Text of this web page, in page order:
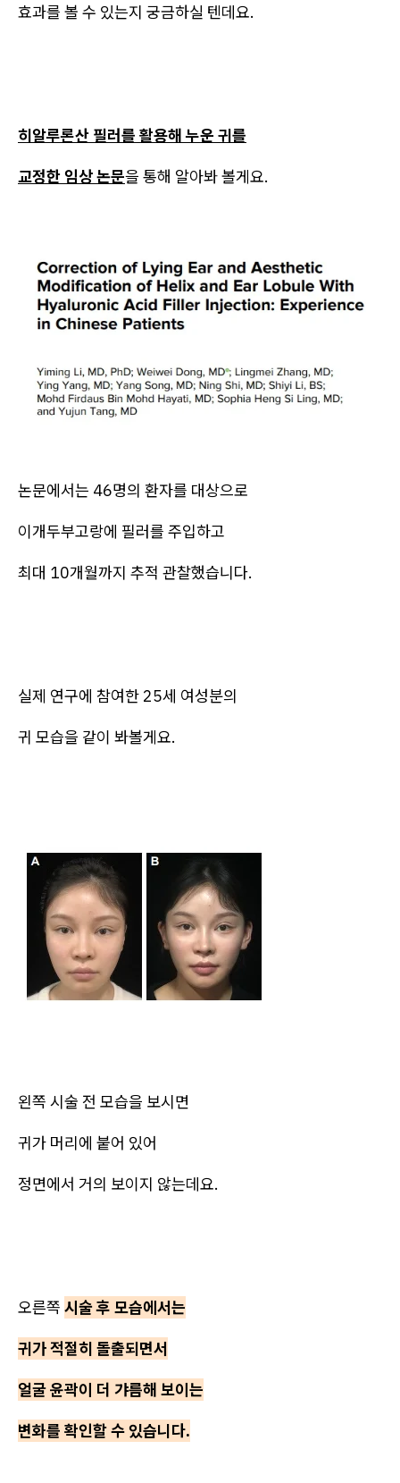
효과를 볼 수 있는지 궁금하실 텐데요.
히알루론산 필러를 활용해 누운 귀를
교정한 임상 논문을 통해 알아봐 볼게요.
논문에서는 46명의 환자를 대상으로
이개두부고랑에 필러를 주입하고
최대 10개월까지 추적 관찰했습니다.
실제 연구에 참여한 25세 여성분의
귀 모습을 같이 봐볼게요.
왼쪽 시술 전 모습을 보시면
귀가 머리에 붙어 있어
정면에서 거의 보이지 않는데요.
오른쪽 시술 후 모습에서는
귀가 적절히 돌출되면서
얼굴 윤곽이 더 갸름해 보이는
변화를 확인할 수 있습니다.